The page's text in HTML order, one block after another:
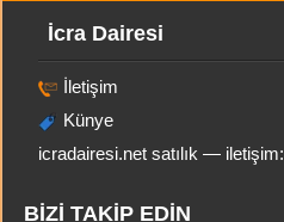
İcra Dairesi
İletişim
Künye
icradairesi.net satılık — iletişim:
BİZİ TAKİP EDİN